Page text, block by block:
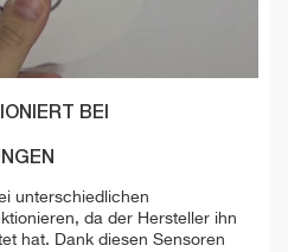
BEI
unterschiedlichen
da der Hersteller ihn
hat. Dank diesen Sensoren